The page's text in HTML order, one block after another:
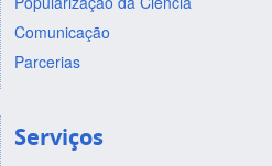
Comunicação
Parcerias
Serviços